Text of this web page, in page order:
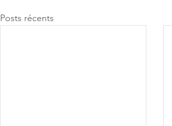
Posts récents